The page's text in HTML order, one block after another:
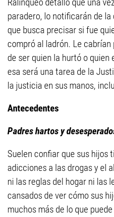
paradero, lo notificarán de
que busca precisar si fue
compró al ladrón. Le
de ser quien la hurtó o
esa será una tarea de la
la justicia en sus manos,
Antecedentes
Padres hartos y
Suelen confiar que sus hijos
adicciones a las drogas y el
ni las reglas del hogar ni las
cansados de ver cómo sus
muchos más de lo que